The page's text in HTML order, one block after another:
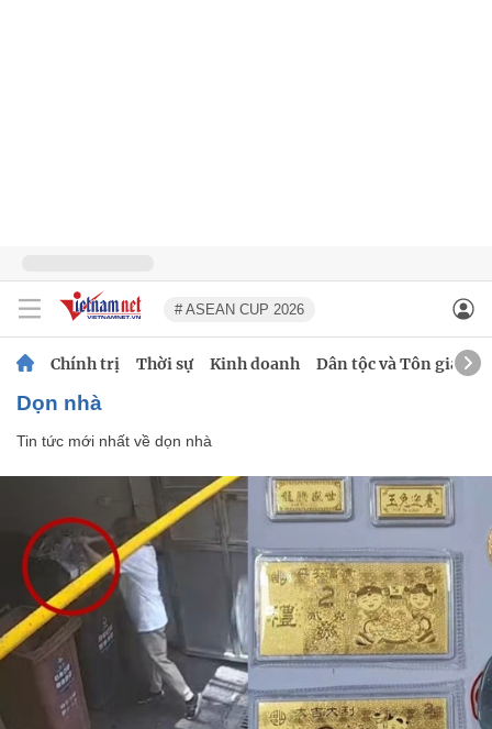
# ASEAN CUP 2026
Chính trị Thời sự Kinh doanh Dân tộc và Tôn giáo
dọn nhà
Tin tức mới nhất về dọn nhà